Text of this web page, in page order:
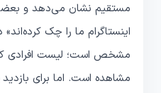
مستقیم نشان می‌دهد و
اینستاگرام ما را چک
مشخص است؛ لیست افرادی که
مشاهده است. اما برای بازدید